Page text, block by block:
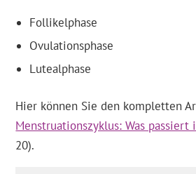
Follikelphase
Ovulationsphase
Lutealphase
Hier können Sie den kompletten
Menstruationszyklus: Was passiert
20).